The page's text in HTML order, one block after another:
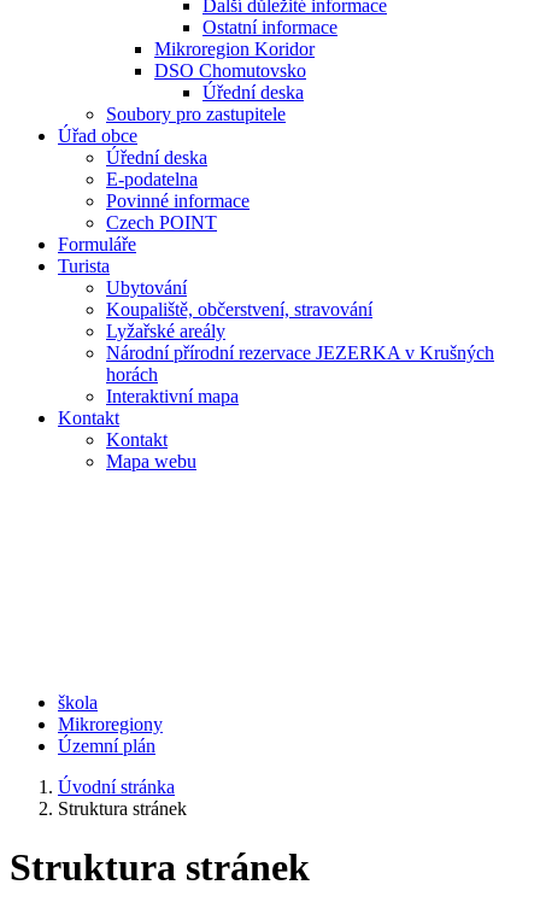
Další důležité informace
Ostatní informace
Mikroregion Koridor
DSO Chomutovsko
Úřední deska
Soubory pro zastupitele
Úřad obce
Úřední deska
E-podatelna
Povinné informace
Czech POINT
Formuláře
Turista
Ubytování
Koupaliště, občerstvení, stravování
Lyžařské areály
Národní přírodní rezervace JEZERKA v Krušných
horách
Interaktivní mapa
Kontakt
Kontakt
Mapa webu
škola
Mikroregiony
Územní plán
Úvodní stránka
Struktura stránek
Struktura stránek